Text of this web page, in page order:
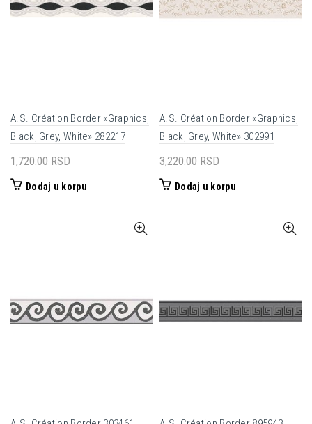
A.S. Création Border «Graphics,
Black, Grey, White» 282217
1,720.00 RSD
Dodaj u korpu
A.S. Création Border «Graphics,
Black, Grey, White» 302991
3,220.00 RSD
Dodaj u korpu